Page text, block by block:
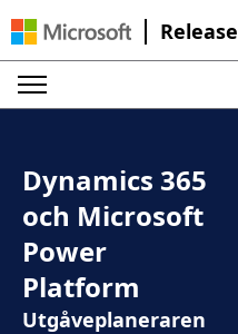
Dynamics 365
och Microsoft
Power
Platform
Utgåveplaneraren